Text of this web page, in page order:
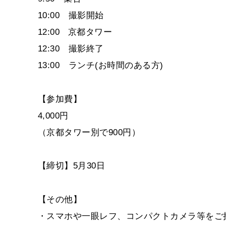
10:00 撮影開始
12:00 京都タワー
12:30 撮影終了
13:00 ランチ(お時間のある方)
【参加費】
4,000円
（京都タワー別で900円）
【締切】5月30日
【その他】
・スマホや一眼レフ、コンパクトカメラ等を